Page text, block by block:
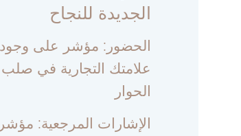
الجديدة للنجاح
الحضور: مؤشر على وجود
علامتك التجارية في صلب
الحوار
الإشارات المرجعية: مؤشر